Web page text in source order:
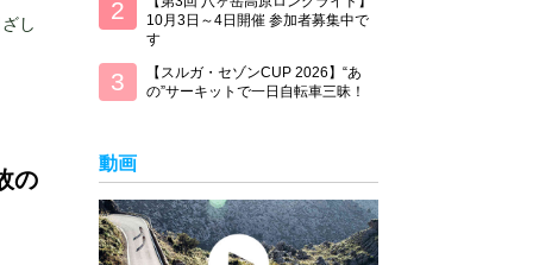
し
の
10月3日～4日開催 参加者募集中で
す
【スルガ・セゾンCUP 2026】“あ
の”サーキットで一日自転車三昧！
動画